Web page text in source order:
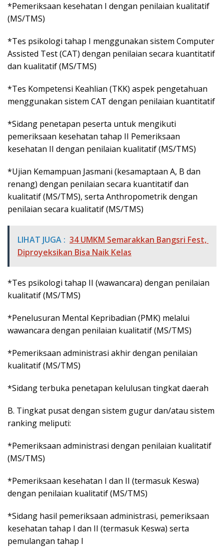
*Pemeriksaan kesehatan I dengan penilaian kualitatif
(MS/TMS)
*Tes psikologi tahap I menggunakan sistem Computer
Assisted Test (CAT) dengan penilaian secara kuantitatif
dan kualitatif (MS/TMS)
*Tes Kompetensi Keahlian (TKK) aspek pengetahuan
menggunakan sistem CAT dengan penilaian kuantitatif
*Sidang penetapan peserta untuk mengikuti
pemeriksaan kesehatan tahap II Pemeriksaan
kesehatan II dengan penilaian kualitatif (MS/TMS)
*Ujian Kemampuan Jasmani (kesamaptaan A, B dan
renang) dengan penilaian secara kuantitatif dan
kualitatif (MS/TMS), serta Anthropometrik dengan
penilaian secara kualitatif (MS/TMS)
LIHAT JUGA : 34 UMKM Semarakkan Bangsri Fest,
Diproyeksikan Bisa Naik Kelas
*Tes psikologi tahap II (wawancara) dengan penilaian
kualitatif (MS/TMS)
*Penelusuran Mental Kepribadian (PMK) melalui
wawancara dengan penilaian kualitatif (MS/TMS)
*Pemeriksaan administrasi akhir dengan penilaian
kualitatif (MS/TMS)
*Sidang terbuka penetapan kelulusan tingkat daerah
B. Tingkat pusat dengan sistem gugur dan/atau sistem
ranking meliputi:
*Pemeriksaan administrasi dengan penilaian kualitatif
(MS/TMS)
*Pemeriksaan kesehatan I dan II (termasuk Keswa)
dengan penilaian kualitatif (MS/TMS)
*Sidang hasil pemeriksaan administrasi, pemeriksaan
kesehatan tahap I dan II (termasuk Keswa) serta
pemulangan tahap I